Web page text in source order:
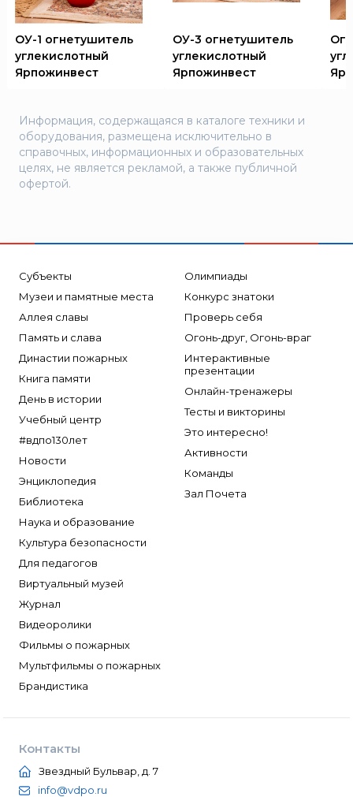
ОУ-1 огнетушитель
углекислотный
Ярпожинвест
ОУ-3 огнетушитель
углекислотный
Ярпожинвест
Информация, содержащаяся в каталоге техники и
оборудования, размещена исключительно в
справочных, информационных и образовательных
целях, не является рекламой, а также публичной
офертой.
Субъекты
Музеи и памятные места
Аллея славы
Память и слава
Династии пожарных
Книга памяти
День в истории
Учебный центр
#вдпо130лет
Новости
Энциклопедия
Библиотека
Наука и образование
Культура безопасности
Для педагогов
Виртуальный музей
Журнал
Видеоролики
Фильмы о пожарных
Мультфильмы о пожарных
Брандистика
Олимпиады
Конкурс знатоки
Проверь себя
Огонь-друг, Огонь-враг
Интерактивные
презентации
Онлайн-тренажеры
Тесты и викторины
Это интересно!
Активности
Команды
Зал Почета
Контакты
Звездный Бульвар, д. 7
info@vdpo.ru